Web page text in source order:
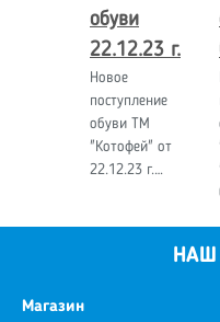
обуви
22.12.23 г.
Новое
поступление
обуви ТМ
"Котофей" от
22.12.23 г.…
НАШ
Магазин